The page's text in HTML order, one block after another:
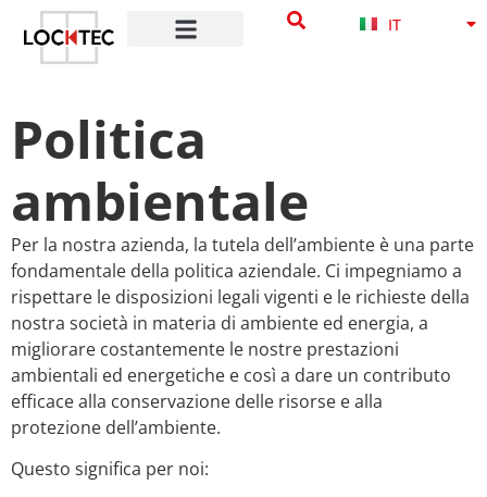
contenuto IT
DA
Politica
ambientale
Per la nostra azienda, la tutela dell’ambiente è una parte
fondamentale della politica aziendale. Ci impegniamo a
rispettare le disposizioni legali vigenti e le richieste della
nostra società in materia di ambiente ed energia, a
migliorare costantemente le nostre prestazioni
ambientali ed energetiche e così a dare un contributo
efficace alla conservazione delle risorse e alla
protezione dell’ambiente.
Questo significa per noi: